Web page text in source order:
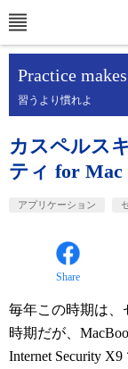
Practice
習うより慣れよ
カスペルス
ティ for Mac
アプリケーション
Share
毎年この時期は、
時期だが、
Internet Security